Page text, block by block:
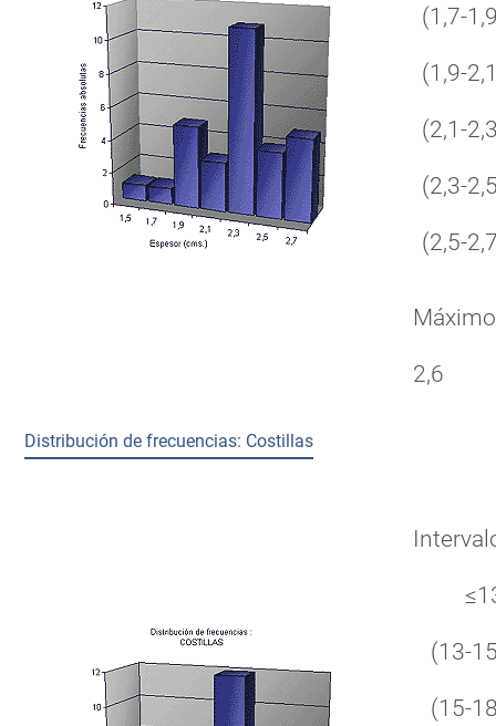
(1,7-
(1,9-
(2,1-
(2,3-
(2,5-
Máximo
2,6
Distribución de frecuencias: Costillas
(13-
(15-